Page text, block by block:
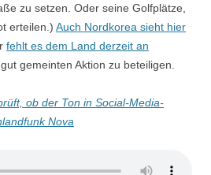
zu setzen. Oder seine Golfplätze,
erteilen.) Auch Nordkorea sieht hier
fehlt es dem Land derzeit an
gemeinten Aktion zu beteiligen.
ob der Ton in Social-Media-
Nova